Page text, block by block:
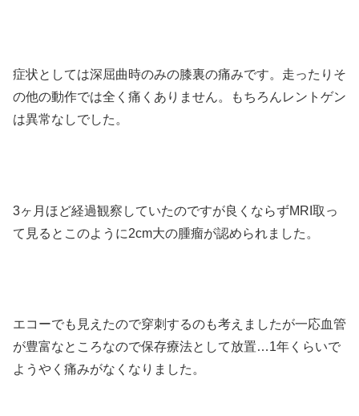
症状としては深屈曲時のみの膝裏の痛みです。走ったりそ
の他の動作では全く痛くありません。もちろんレントゲン
は異常なしでした。
3ヶ月ほど経過観察していたのですが良くならずMRI取っ
て見るとこのように2cm大の腫瘤が認められました。
エコーでも見えたので穿刺するのも考えましたが一応血管
が豊富なところなので保存療法として放置…1年くらいで
ようやく痛みがなくなりました。